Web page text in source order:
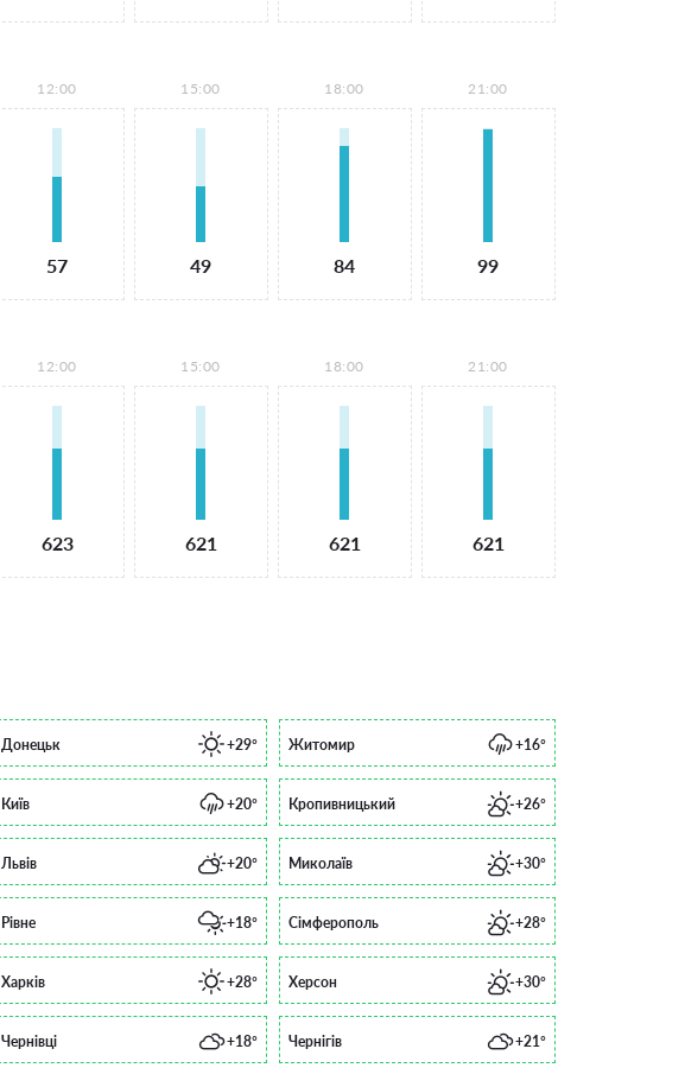
12:00
57
15:00
49
18:00
84
21:00
99
12:00
623
15:00
621
18:00
621
21:00
621
Донецьк +29° Житомир +16°
Київ +20° Кропивницький +26°
Львів +20° Миколаїв +30°
Рівне +18° Сімферополь +28°
Харків +28° Херсон +30°
Чернівці +18° Чернігів +21°